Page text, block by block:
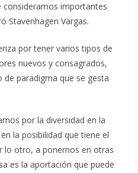
consideramos importantes
Stavenhagen Vargas.
por tener varios tipos de
nuevos y consagrados,
paradigma que se gesta
por la diversidad en la
la posibilidad que tiene el
lo otro, a ponernos en otras
es la aportación que puede